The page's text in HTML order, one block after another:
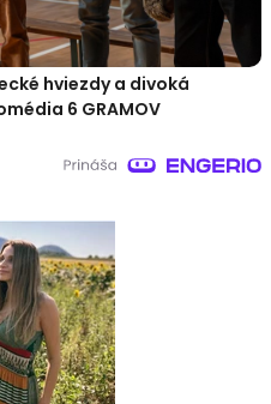
hviezdy a divoká
6 GRAMOV